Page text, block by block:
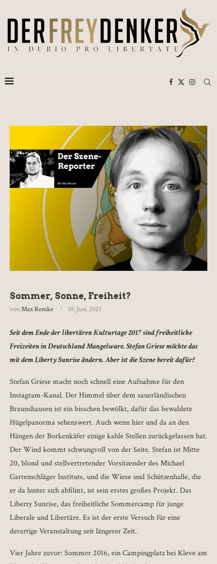
Sommer, Sonne, Freiheit?
vonMax Remke 10. Juni 2021
Seit dem Ende der libertären Kulturtage 2017 sind freiheitliche
Freizeiten in Deutschland Mangelware. Stefan Griese möchte das
mit dem Liberty Sunrise ändern. Aber ist die Szene bereit dafür?
Stefan Griese macht noch schnell eine Aufnahme für den
Instagram-Kanal. Der Himmel über dem sauerländischen
Braunshausen ist ein bisschen bewölkt, dafür das bewaldete
Hügelpanorma sehenswert. Auch wenn hier und da an den
Hängen der Borkenkäfer einige kahle Stellen zurückgelassen hat.
Der Wind kommt schwungvoll von der Seite. Stefan ist Mitte
20, blond und stellvertretender Vorsitzender des Michael
Gartenschläger Instituts, und die Wiese und Schützenhalle, die
er da hinter sich abfilmt, ist sein erstes großes Projekt. Das
Liberty Sunrise, das freiheitliche Sommercamp für junge
Liberale und Libertäre. Es ist der erste Versuch für eine
derartige Veranstaltung seit längerer Zeit.
Vier Jahre zuvor: Sommer 2016, ein Campingplatz bei Kleve am